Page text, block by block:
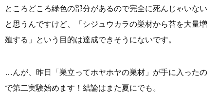
ところどころ緑色の部分があるので完全に死んじゃいない
と思うんですけど、「シジュウカラの巣材から苔を大量増
殖する」という目的は達成できそうにないです。
…んが、昨日「巣立ってホヤホヤの巣材」が手に入ったの
で第二実験始めます！結論はまた夏にでも。